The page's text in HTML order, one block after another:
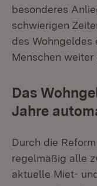
besonderes
schwierigen
des
Menschen weiter
Das
Jahre
Durch die
regelmäßig alle
aktuelle Miet-